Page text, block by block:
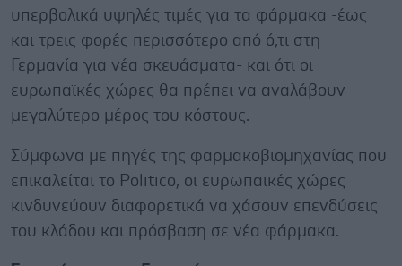
υπερβολικά υψηλές τιμές για τα φάρμακα -έως
και τρεις φορές περισσότερο από ό,τι στη
Γερμανία για νέα σκευάσματα- και ότι οι
ευρωπαϊκές χώρες θα πρέπει να αναλάβουν
μεγαλύτερο μέρος του κόστους.
Σύμφωνα με πηγές της φαρμακοβιομηχανίας που
επικαλείται το Politico, οι ευρωπαϊκές χώρες
κινδυνεύουν διαφορετικά να χάσουν επενδύσεις
του κλάδου και πρόσβαση σε νέα φάρμακα.